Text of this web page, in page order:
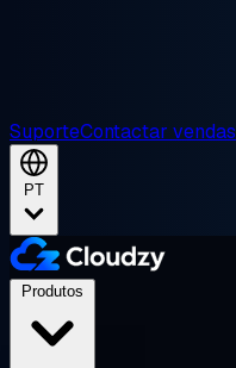
SuporteContactar vendas
PT